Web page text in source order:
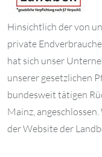
Hinsichtlich der von
private
hat sich unser
unserer gesetzlichen
bundesweit tätigen
Mainz,
der Website der